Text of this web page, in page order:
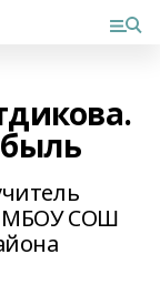
МБОУ СОШ